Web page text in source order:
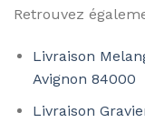
Retrouvez
Livraison
Avignon 84000
Livraison